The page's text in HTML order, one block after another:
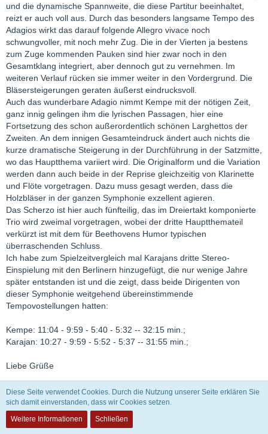
und die dynamische Spannweite, die diese Partitur beeinhaltet,
reizt er auch voll aus. Durch das besonders langsame Tempo des
Adagios wirkt das darauf folgende Allegro vivace noch
schwungvoller, mit noch mehr Zug. Die in der Vierten ja bestens
zum Zuge kommenden Pauken sind hier zwar noch in den
Gesamtklang integriert, aber dennoch gut zu vernehmen. Im
weiteren Verlauf rücken sie immer weiter in den Vordergrund. Die
Bläsersteigerungen geraten äußerst eindrucksvoll.
Auch das wunderbare Adagio nimmt Kempe mit der nötigen Zeit,
ganz innig gelingen ihm die lyrischen Passagen, hier eine
Fortsetzung des schon außerordentlich schönen Larghettos der
Zweiten. An dem innigen Gesamteindruck ändert auch nichts die
kurze dramatische Steigerung in der Durchführung in der Satzmitte,
wo das Hauptthema variiert wird. Die Originalform und die Variation
werden dann auch beide in der Reprise gleichzeitig von Klarinette
und Flöte vorgetragen. Dazu muss gesagt werden, dass die
Holzbläser in der ganzen Symphonie exzellent agieren.
Das Scherzo ist hier auch fünfteilig, das im Dreiertakt komponierte
Trio wird zweimal vorgetragen, wobei der dritte Hauptthemateil
verkürzt ist mit dem für Beethovens Humor typischen
überraschenden Schluss.
Ich habe zum Spielzeitvergleich mal Karajans dritte Stereo-
Einspielung mit den Berlinern hinzugefügt, die nur wenige Jahre
später entstanden ist und die zeigt, dass beide Dirigenten von
dieser Symphonie weitgehend übereinstimmende
Tempovostellungen hatten:
Kempe: 11:04 - 9:59 - 5:40 - 5:32 -- 32:15 min.;
Karajan: 10:27 - 9:59 - 5:52 - 5:37 -- 31:55 min.;
Liebe Grüße
Willi
William B.A.
Diese Seite verwendet Cookies. Durch die Nutzung unserer Seite erklären Sie
sich damit einverstanden, dass wir Cookies setzen.
Weitere Informationen
Schließen